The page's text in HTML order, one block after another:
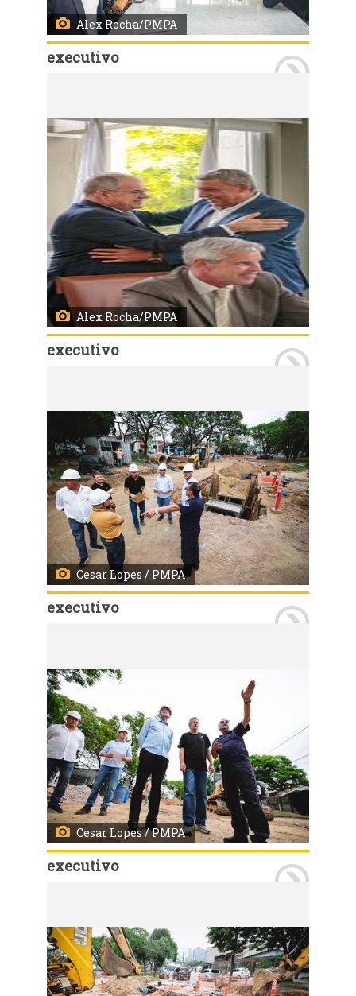
Alex Rocha/PMPA
executivo
Alex Rocha/PMPA
executivo
Cesar Lopes / PMPA
executivo
Cesar Lopes / PMPA
executivo